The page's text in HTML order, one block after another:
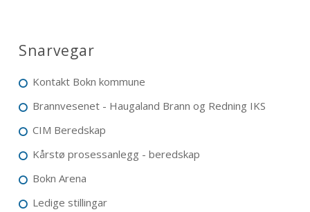
Snarvegar
Kontakt Bokn kommune
Brannvesenet - Haugaland Brann og Redning IKS
CIM Beredskap
Kårstø prosessanlegg - beredskap
Bokn Arena
Ledige stillingar